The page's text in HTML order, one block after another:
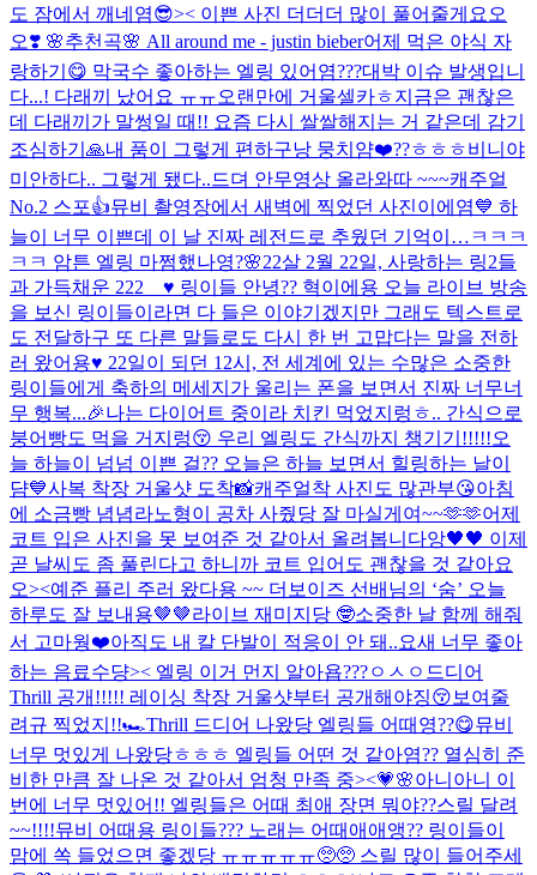
도 잠에서 깨네염😎>< 이쁜 사진 더더더 많이 풀어줄게요오
오❣️ 🌸추천곡🌸 All around me - justin bieber어제 먹은 야식 자
랑하기😋 막국수 좋아하는 엘링 있어염???대박 이슈 발생입니
다...! 다래끼 났어요 ㅠㅠ오랜만에 거울셀카ㅎ지금은 괜찮은
데 다래끼가 말썽일 때!! 요즘 다시 쌀쌀해지는 거 같은데 감기
조심하기🙏내 품이 그렇게 편하구낭 뭉치얌❤️??ㅎㅎㅎ비니야
미안하다.. 그렇게 됐다..드뎌 안무영상 올라와따 ~~~캐주얼
No.2 스포👍뮤비 촬영장에서 새벽에 찍었던 사진이에염💙 하
늘이 너무 이쁜데 이 날 진짜 레전드로 추웠던 기억이…ㅋㅋㅋ
ㅋㅋ 암튼 엘링 마쩜했나영?🌸22살 2월 22일, 사랑하는 링2들
과 가득채운 222 _ ♥ 링이들 안녕?? 혁이에용 오늘 라이브 방송
을 보신 링이들이라면 다 들은 이야기겠지만 그래도 텍스트로
도 전달하구 또 다른 말들로도 다시 한 번 고맙다는 말을 전하
러 왔어용♥ 22일이 되던 12시, 전 세계에 있는 수많은 소중한
링이들에게 축하의 메세지가 울리는 폰을 보면서 진짜 너무너
무 행복...🎉나는 다이어트 중이라 치킨 먹었지렁ㅎ.. 간식으로
붕어빵도 먹을 거지렁😚 우리 엘링도 간식까지 챙기기!!!!!오
늘 하늘이 넘넘 이쁜 걸?? 오늘은 하늘 보면서 힐링하는 날이
댬💙사복 착장 거울샷 도착📸캐주얼착 사진도 많관부😘아침
에 소금빵 념념라노형이 공차 사줬당 잘 마실게여~~🫶🫶어제
코트 입은 사진을 못 보여준 것 같아서 올려봅니다앙🖤🖤 이제
곧 날씨도 좀 풀린다고 하니까 코트 입어도 괜찮을 것 같아요
오><예준 플리 주러 왔다용 ~~ 더보이즈 선배님의 ‘숨’ 오늘
하루도 잘 보내용🤎🤎라이브 재미지당 🤓소중한 날 함께 해줘
서 고마웡❤️아직도 내 칼 단발이 적응이 안 돼..요새 너무 좋아
하는 음료수댱>< 엘링 이거 먼지 알아욥???ㅇㅅㅇ 드디어
Thrill 공개!!!!! 레이싱 착장 거울샷부터 공개해야징😚 보여줄
려규 찍었지!!🏎️Thrill 드디어 나왔당 엘링들 어때영??😋뮤비
너무 멋있게 나왔당ㅎㅎㅎ 엘링들 어떤 것 같아염?? 열심히 준
비한 만큼 잘 나온 것 같아서 엄청 만족 중><💗🌸아니아니 이
번에 너무 멋있어!! 엘링들은 어때 최애 장면 뭐야??스릴 달려
~~!!!!뮤비 어때용 링이들??? 노래는 어때애애앵?? 링이들이
맘에 쏙 들었으면 좋겠당 ㅠㅠㅠㅠㅠ🥺🥺 스릴 많이 들어주세